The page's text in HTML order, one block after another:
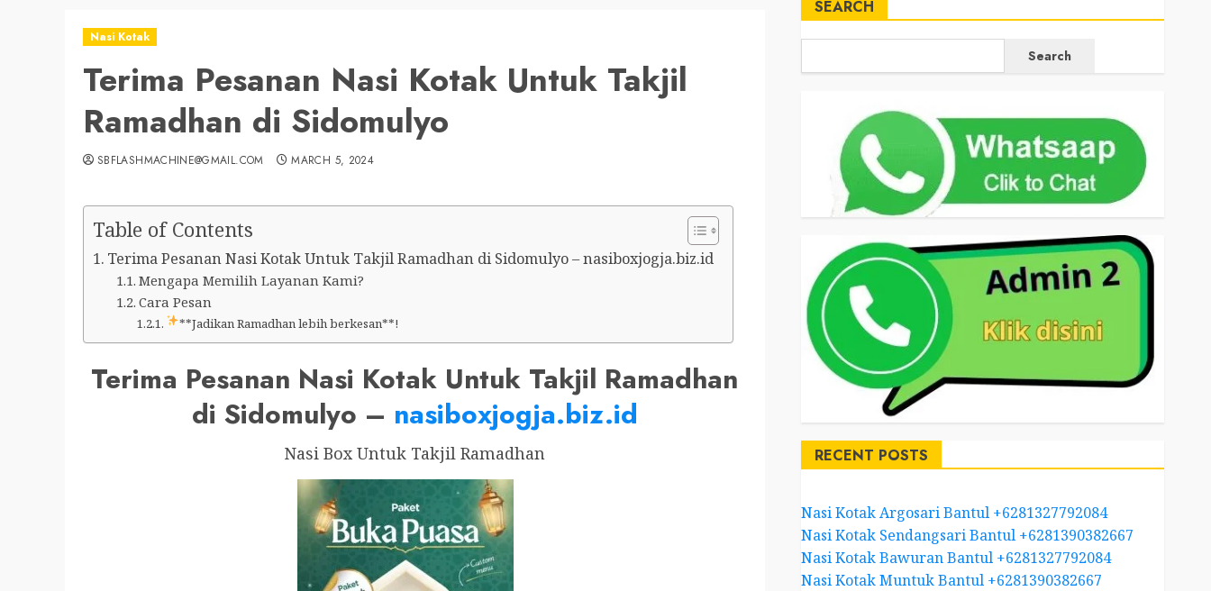
Nasi Kotak
Terima Pesanan Nasi Kotak Untuk Takjil
Ramadhan di Sidomulyo
SBFLASHMACHINE@GMAIL.COM MARCH 5, 2024
Table of Contents
Terima Pesanan Nasi Kotak Untuk Takjil Ramadhan di Sidomulyo – nasiboxjogja.biz.id
Mengapa Memilih Layanan Kami?
Cara Pesan
**Jadikan Ramadhan lebih berkesan**!
Terima Pesanan Nasi Kotak Untuk Takjil Ramadhan
di Sidomulyo – nasiboxjogja.biz.id
Nasi Box Untuk Takjil Ramadhan
SEARCH
Search
RECENT POSTS
Nasi Kotak Argosari Bantul +6281327792084
Nasi Kotak Sendangsari Bantul +6281390382667
Nasi Kotak Bawuran Bantul +6281327792084
Nasi Kotak Muntuk Bantul +6281390382667